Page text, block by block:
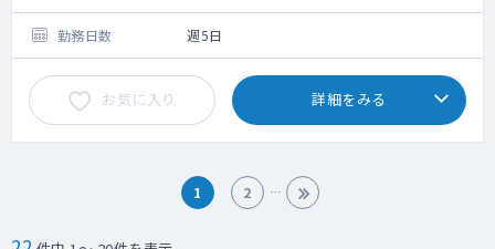
報告や指示出しを行います。
（緊急時は電話での報告も有り）
・死亡確認など、協力医師が必要な場合、本
院との協力体制あり
・支給するiPhoneにて、電子カルテの閲覧・
書き込みが可能なため、
場所を選ばず迅速な対応が可能です。
勤務内容：
入所者の健康管理・担当者会議・リハビリ会
勤務日数 週5日
お気に入り 詳細をみる
1 2